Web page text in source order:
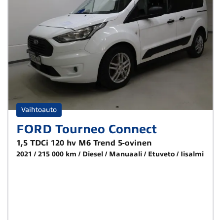
Vaihtoauto
FORD Tourneo Connect
1,5 TDCi 120 hv M6 Trend 5-ovinen
2021 215 000 km Diesel Manuaali Etuveto Iisalmi